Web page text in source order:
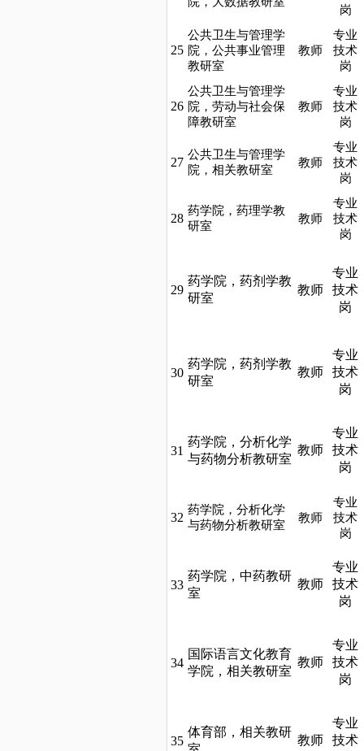
岗
25
公共卫生与管理学
院，公共事业管理
教研室
教师
专业
技术
岗
26
公共卫生与管理学
院，劳动与社会保
障教研室
教师
专业
技术
岗
27
公共卫生与管理学
院，相关教研室
教师
专业
技术
岗
28
药学院，药理学教
研室
教师
专业
技术
岗
29
药学院，药剂学教
研室
教师
专业
技术
岗
30
药学院，药剂学教
研室
教师
专业
技术
岗
31
药学院，分析化学
与药物分析教研室
教师
专业
技术
岗
32
药学院，分析化学
与药物分析教研室
教师
专业
技术
岗
33
药学院，中药教研
室
教师
专业
技术
岗
34
国际语言文化教育
学院，相关教研室
教师
专业
技术
岗
35
体育部，相关教研
教师
专业
技术